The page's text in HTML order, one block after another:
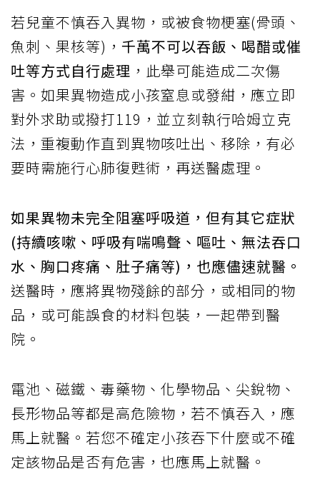
若兒童不慎吞入異物，或被食物梗塞(骨頭、
魚刺、果核等)， 千萬不可以吞飯、喝醋或催
吐等方式自行處理 ，此舉可能造成二次傷
害。如果異物造成小孩窒息或發紺，應立即
對外求助或撥打119，並立刻執行哈姆立克
法，重複動作直到異物咳吐出、移除，有必
要時需施行心肺復甦術，再送醫處理。
如果異物未完全阻塞呼吸道，但有其它症狀
(持續咳嗽、呼吸有喘鳴聲、嘔吐、無法吞口
水、胸口疼痛、肚子痛等)，也應儘速就醫。
送醫時，應將異物殘餘的部分，或相同的物
品，或可能誤食的材料包裝，一起帶到醫
院。
電池、磁鐵、毒藥物、化學物品、尖銳物、
長形物品等都是高危險物，若不慎吞入，應
馬上就醫。若您不確定小孩吞下什麼或不確
定該物品是否有危害，也應馬上就醫。